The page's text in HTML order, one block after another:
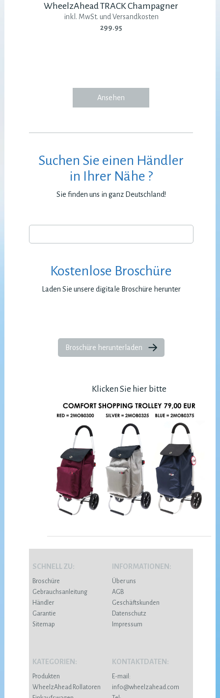
WheelzAhead TRACK Champagner
inkl. MwSt. und Versandkosten
299.95
Ansehen
Suchen Sie einen Händler
in Ihrer Nähe ?
Sie finden uns in ganz Deutschland!
Kostenlose Broschüre
Laden Sie unsere digitale Broschüre herunter
Broschüre herunterladen
Klicken Sie hier bitte
SCHNELL ZU:
Broschüre
Gebrauchsanleitung
Händler
Garantie
Sitemap
INFORMATIONEN:
Über uns
AGB
Geschäftskunden
Datenschutz
Impressum
KATEGORIEN:
Produkten
WheelzAhead Rollatoren
KONTAKTDATEN:
E-mail:
info@wheelzahead.com